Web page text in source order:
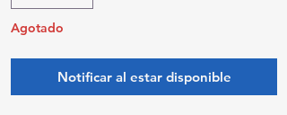
Agotado
Notificar al estar disponible